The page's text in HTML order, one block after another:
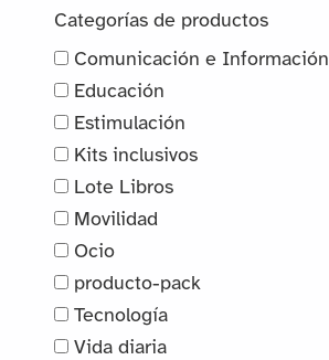
Categorías de productos
Comunicación e Información
Educación
Estimulación
Kits inclusivos
Lote Libros
Movilidad
Ocio
producto-pack
Tecnología
Vida diaria